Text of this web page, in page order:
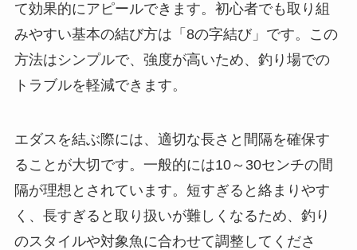
て効果的にアピールできます。初心者でも取り組
みやすい基本の結び方は「8の字結び」です。この
方法はシンプルで、強度が高いため、釣り場での
トラブルを軽減できます。
エダスを結ぶ際には、適切な長さと間隔を確保す
ることが大切です。一般的には10～30センチの間
隔が理想とされています。短すぎると絡まりやす
く、長すぎると取り扱いが難しくなるため、釣り
のスタイルや対象魚に合わせて調整してくださ